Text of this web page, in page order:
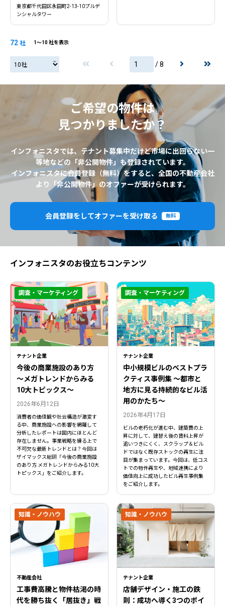
東京都千代田区永田町2-13-10プルデ
ンシャルタワー
72 社 1〜10 社を表示
20社 / 8
ご希望の物件は
見つかりましたか？
インフォニスタでは、テナント募集中だけど市場に出回らない一
等地などの「非公開物件」も登録されています。
インフォニスタに会員登録（無料）をすると、全国の不動産会社
より「非公開物件」のオファーが受けられます。
会員登録をしてオファーを受け取る 無料
インフォニスタのお役立ちコンテンツ
テナント企業
今後の商業施設のあり方
〜メガトレンドからみる
10大トピックス〜
2026年6月12日
消費者の価値観や社会構造が激変す
る中、商業施設への影響を網羅して
分析したレポートは国内にほとんど
存在しません。事業戦略を練る上で
不可欠な最新トレンドとは？今回は
ザイマックス総研「今後の商業施設
のあり方 メガトレンドからみる10大
トピックス」をご紹介します。
調査・マーケティング
テナント企業
中小規模ビルのベストプラ
クティス事例集 ～都市と
地方に見る持続的なビル活
用のかたち～
2026年4月17日
ビルの老朽化が進む中、建築費の上
昇に対して、建替え後の賃料上昇が
追いつきにくく、スクラップ＆ビル
ドではなく既存ストックの再生に注
目が集まっています。今回は、低コス
トでの物件再生や、地域連携により
価値向上に成功したビル再生事例集
をご紹介します。
調査・マーケティング
不動産会社
工事費高騰と物件枯渇の時
代を勝ち抜く「居抜き」戦
知識・ノウハウ
テナント企業
店舗デザイン・施工の鉄
則：成功へ導く3つのポイ
知識・ノウハウ